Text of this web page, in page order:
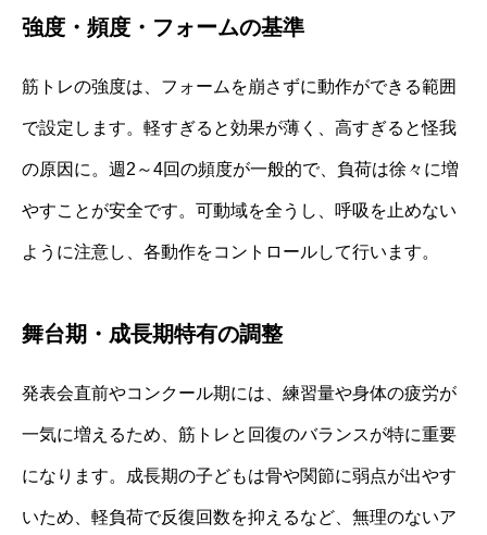
強度・頻度・フォームの基準
筋トレの強度は、フォームを崩さずに動作ができる範囲
で設定します。軽すぎると効果が薄く、高すぎると怪我
の原因に。週2～4回の頻度が一般的で、負荷は徐々に増
やすことが安全です。可動域を全うし、呼吸を止めない
ように注意し、各動作をコントロールして行います。
舞台期・成長期特有の調整
発表会直前やコンクール期には、練習量や身体の疲労が
一気に増えるため、筋トレと回復のバランスが特に重要
になります。成長期の子どもは骨や関節に弱点が出やす
いため、軽負荷で反復回数を抑えるなど、無理のないア